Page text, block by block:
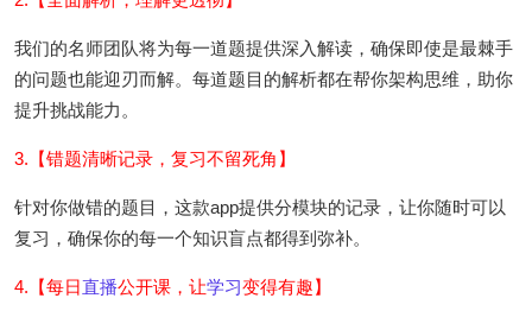
我们的名师团队将为每一道题提供深入解读，确保即使是最棘手
的问题也能迎刃而解。每道题目的解析都在帮你架构思维，助你
提升挑战能力。
3.【错题清晰记录，复习不留死角】
针对你做错的题目，这款app提供分模块的记录，让你随时可以
复习，确保你的每一个知识盲点都得到弥补。
4.【每日直播公开课，让学习变得有趣】